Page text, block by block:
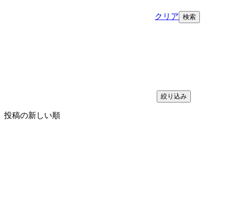
クリア
絞り込み
投稿の新しい順